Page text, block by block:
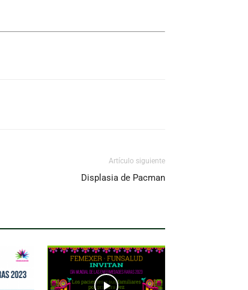
Artículo siguiente
Displasia de Pacman